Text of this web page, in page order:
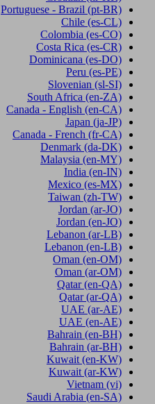
Portuguese - Brazil (pt-BR)
Chile (es-CL)
Colombia (es-CO)
Costa Rica (es-CR)
Dominicana (es-DO)
Peru (es-PE)
Slovenian (sl-SI)
South Africa (en-ZA)
Canada - English (en-CA)
Japan (ja-JP)
Canada - French (fr-CA)
Denmark (da-DK)
Malaysia (en-MY)
India (en-IN)
Mexico (es-MX)
Taiwan (zh-TW)
Jordan (ar-JO)
Jordan (en-JO)
Lebanon (ar-LB)
Lebanon (en-LB)
Oman (en-OM)
Oman (ar-OM)
Qatar (en-QA)
Qatar (ar-QA)
UAE (ar-AE)
UAE (en-AE)
Bahrain (en-BH)
Bahrain (ar-BH)
Kuwait (en-KW)
Kuwait (ar-KW)
Vietnam (vi)
Saudi Arabia (en-SA)